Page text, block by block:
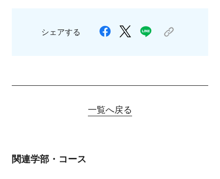
シェアする
一覧へ戻る
関連学部・コース